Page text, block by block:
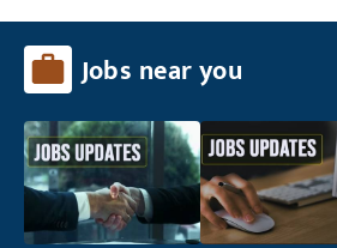
Jobs near you